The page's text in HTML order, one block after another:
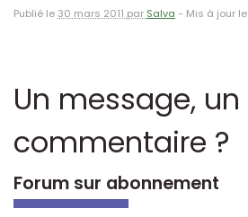
Publié le 30 mars 2011 par Salva - Mis à jour le
Un message, un
commentaire ?
Forum sur abonnement